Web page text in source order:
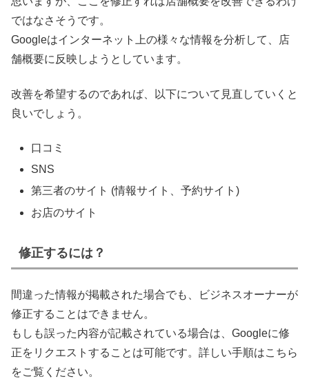
ではなさそうです。
Googleはインターネット上の様々な情報を分析して、店
舗概要に反映しようとしています。
改善を希望するのであれば、以下について見直していくと
良いでしょう。
口コミ
SNS
第三者のサイト (情報サイト、予約サイト)
お店のサイト
修正するには？
間違った情報が掲載された場合でも、ビジネスオーナーが
修正することはできません。
もしも誤った内容が記載されている場合は、Googleに修
正をリクエストすることは可能です。詳しい手順はこちら
をご覧ください。